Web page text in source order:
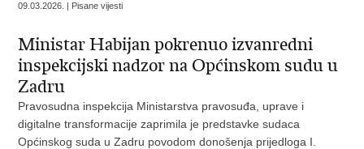
09.03.2026. | Pisane vijesti
Ministar Habijan pokrenuo izvanredni
inspekcijski nadzor na Općinskom sudu u
Zadru
Pravosudna inspekcija Ministarstva pravosuđa, uprave i
digitalne transformacije zaprimila je predstavke sudaca
Općinskog suda u Zadru povodom donošenja prijedloga I.